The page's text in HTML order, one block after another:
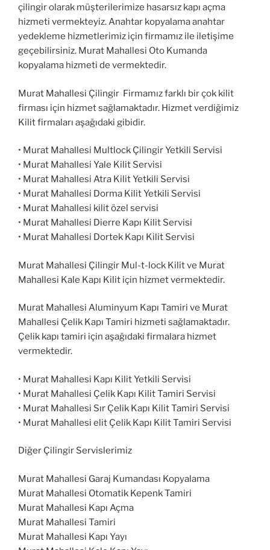
çilingir olarak müşterilerimize hasarsız kapı açma
hizmeti vermekteyiz. Anahtar kopyalama anahtar
yedekleme hizmetlerimiz için firmamız ile iletişime
geçebilirsiniz. Murat Mahallesi Oto Kumanda
kopyalama hizmeti de vermektedir.
Murat Mahallesi Çilingir Firmamız farklı bir çok kilit
firması için hizmet sağlamaktadır. Hizmet verdiğimiz
Kilit firmaları aşağıdaki gibidir.
• Murat Mahallesi Multlock Çilingir Yetkili Servisi
• Murat Mahallesi Yale Kilit Servisi
• Murat Mahallesi Atra Kilit Yetkili Servisi
• Murat Mahallesi Dorma Kilit Yetkili Servisi
• Murat Mahallesi kilit özel servisi
• Murat Mahallesi Dierre Kapı Kilit Servisi
• Murat Mahallesi Dortek Kapı Kilit Servisi
Murat Mahallesi Çilingir Mul-t-lock Kilit ve Murat
Mahallesi Kale Kapı Kilit için hizmet vermektedir.
Murat Mahallesi Aluminyum Kapı Tamiri ve Murat
Mahallesi Çelik Kapı Tamiri hizmeti sağlamaktadır.
Çelik kapı tamiri için aşağıdaki firmalara hizmet
vermektedir.
• Murat Mahallesi Kapı Kilit Yetkili Servisi
• Murat Mahallesi Çelik Kapı Kilit Tamiri Servisi
• Murat Mahallesi Sır Çelik Kapı Kilit Tamiri Servisi
• Murat Mahallesi elit Çelik Kapı Kilit Tamiri Servisi
Diğer Çilingir Servislerimiz
Murat Mahallesi Garaj Kumandası Kopyalama
Murat Mahallesi Otomatik Kepenk Tamiri
Murat Mahallesi Kapı Açma
Murat Mahallesi Tamiri
Murat Mahallesi Kapı Yayı